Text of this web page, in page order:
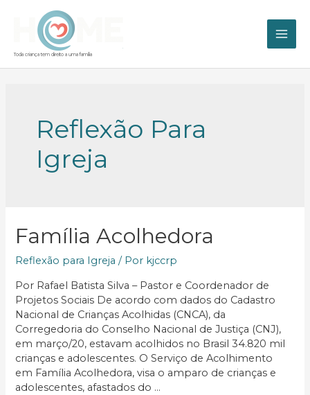
conteúdo
Toda criança tem direito a uma família
Reflexão Para
Igreja
Família Acolhedora
Reflexão para Igreja / Por kjccrp
Por Rafael Batista Silva – Pastor e Coordenador de
Projetos Sociais De acordo com dados do Cadastro
Nacional de Crianças Acolhidas (CNCA), da
Corregedoria do Conselho Nacional de Justiça (CNJ),
em março/20, estavam acolhidos no Brasil 34.820 mil
crianças e adolescentes. O Serviço de Acolhimento
em Família Acolhedora, visa o amparo de crianças e
adolescentes, afastados do …